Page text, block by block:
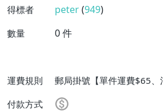
得標者 peter(949)
數量 0件
運費規則
郵局掛號【單件運費$65
免運費】
付款方式